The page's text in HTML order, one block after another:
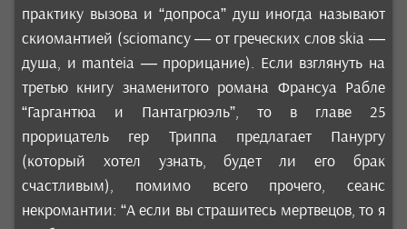
практику вызова и “допроса” душ иногда называют
скиомантией (sciomancy — от греческих слов skia —
душа, и manteia — прорицание). Если взглянуть на
третью книгу знаменитого романа Франсуа Рабле
“Гаргантюа и Пантагрюэль”, то в главе 25
прорицатель гер Триппа предлагает Панургу
(который хотел узнать, будет ли его брак
счастливым), помимо всего прочего, сеанс
некромантии: “А если вы страшитесь мертвецов, то я